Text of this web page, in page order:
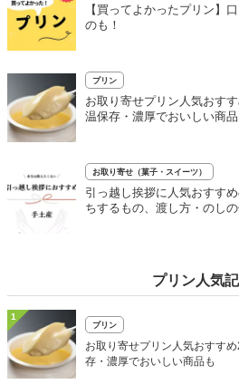
【買ってよかったプリン】
のも！
プリン
お取り寄せプリン人気おす
温保存・濃厚でおいしい商品
お取り寄せ（菓子・スイーツ）
引っ越し挨拶に人気おすす
ちするもの、渡し方・のし
プリン人気
1
プリン
お取り寄せプリン人気おすす
存・濃厚でおいしい商品も